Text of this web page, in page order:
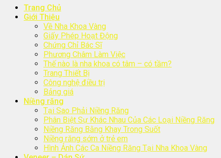
Trang Chủ
Giới Thiệu
Về Nha Khoa Vàng
Giấy Phép Hoạt Động
Chứng Chỉ Bác Sĩ
Phương Châm Làm Việc
Thế nào là nha khoa có tâm – có tầm?
Trang Thiết Bị
Công nghệ điều trị
Bảng giá
Niềng răng
Tại Sao Phải Niềng Răng
Phân Biệt Sự Khác Nhau Của Các Loại Niềng Răng
Niềng Răng Bằng Khay Trong Suốt
Niềng răng sớm ở trẻ em
Hình Ảnh Các Ca Niềng Răng Tại Nha Khoa Vàng